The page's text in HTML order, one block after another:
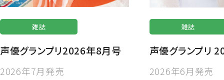
雑誌
声優グランプリ2026年8月号
2026年7月発売
雑誌
声優グランプリ
2026年6月発売